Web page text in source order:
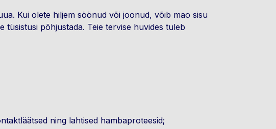
Kui olete hiljem söönud või joonud, võib mao sisu
tüsistusi põhjustada. Teie tervise huvides tuleb
ning lahtised hambaproteesid;